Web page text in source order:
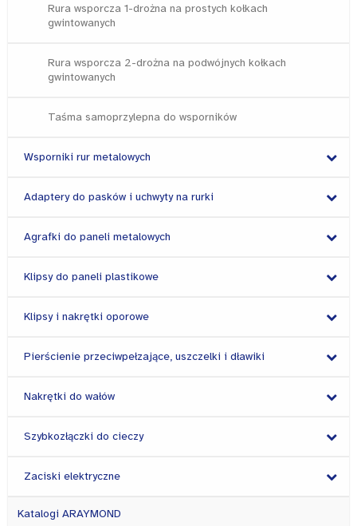
Rura wsporcza 1-drożna na prostych kołkach
gwintowanych
Rura wsporcza 2-drożna na podwójnych kołkach
gwintowanych
Taśma samoprzylepna do wsporników
Wsporniki rur metalowych
Adaptery do pasków i uchwyty na rurki
Agrafki do paneli metalowych
Klipsy do paneli plastikowe
Klipsy i nakrętki oporowe
Pierścienie przeciwpełzające, uszczelki i dławiki
Nakrętki do wałów
Szybkozłączki do cieczy
Zaciski elektryczne
Katalogi ARAYMOND